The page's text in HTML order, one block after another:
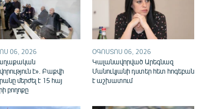
06, 2026
է». Բաքվի
մերժել է 15 հայ
բողոքը
ՕԳՈՍՏՈՍ 06, 2026
Կալանավորված Արեգնազ
Մանուկյանի դստեր հետ հոգեբան
է աշխատում